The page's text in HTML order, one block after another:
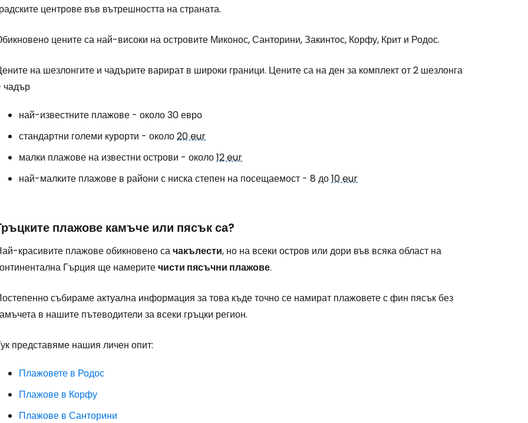
центрове във вътрешността на страната.
цените са най-високи на островите Миконос, Санторини, Закинтос, Корфу, Крит и Родос.
на шезлонгите и чадърите варират в широки граници. Цените са на ден за комплект от 2 шезлонга
чадър
най-известните плажове - около 30 евро
стандартни големи курорти - около20 eur
малки плажове на известни острови - около12 eur
най-малките плажове в райони с ниска степен на посещаемост - 8 до10 eur
плажове камъче или пясък са?
красивите плажове обикновено сачакълести, но на всеки остров или дори във всяка област на
Гърция ще намеритечисти пясъчни плажове.
събираме актуална информация за това къде точно се намират плажовете с фин пясък без
в нашите пътеводители за всеки гръцки регион.
представяме нашия личен опит:
Плажовете в Родос
Плажове в Корфу
Плажове в Санторини
Влезте в Cestee
... световната общност на туристите
Продължете с Facebook